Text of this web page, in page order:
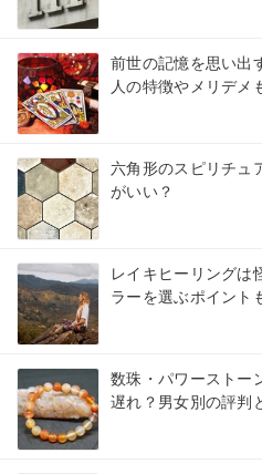
前世の記憶を思い出
人の特徴やメリデメ
六角形のスピリチュ
がいい？
レイキヒーリングは
ラーを選ぶポイント
数珠・パワーストー
遅れ？男女別の評判